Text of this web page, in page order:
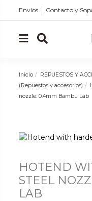
Envíos Contacto y
Inicio REPUESTOS Y
(Repuestos y accesorios)
nozzle: 0.4mm Bambu Lab
HOTEND
STEEL
LAB